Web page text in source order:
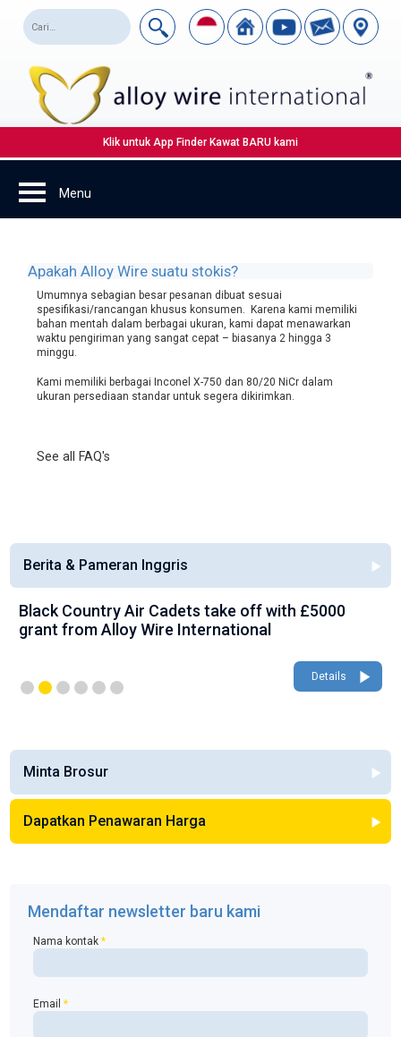
Klik untuk App Finder Kawat BARU kami
Apakah Alloy Wire suatu stokis?
Umumnya sebagian besar pesanan dibuat sesuai
spesifikasi/rancangan khusus konsumen. Karena kami memiliki
bahan mentah dalam berbagai ukuran, kami dapat menawarkan
waktu pengiriman yang sangat cepat – biasanya 2 hingga 3
minggu.
Kami memiliki berbagai Inconel X-750 dan 80/20 NiCr dalam
ukuran persediaan standar untuk segera dikirimkan.
See all FAQ's
Berita & Pameran Inggris
Black Country Air Cadets take off with £5000
grant from Alloy Wire International
Details
Minta Brosur
Dapatkan Penawaran Harga
Mendaftar newsletter baru kami
Nama kontak*
Email*